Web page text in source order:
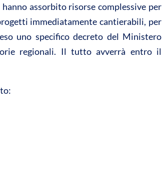
assorbito risorse complessive per
immediatamente cantierabili, per
uno specifico decreto del Ministero
regionali. Il tutto avverrà entro il